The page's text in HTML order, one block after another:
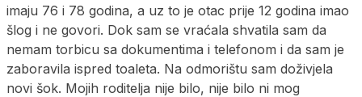
imaju 76 i 78 godina, a uz to je otac prije 12 godina imao
šlog i ne govori. Dok sam se vraćala shvatila sam da
nemam torbicu sa dokumentima i telefonom i da sam je
zaboravila ispred toaleta. Na odmorištu sam doživjela
novi šok. Mojih roditelja nije bilo, nije bilo ni mog